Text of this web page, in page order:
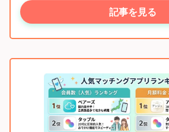
記事を見る